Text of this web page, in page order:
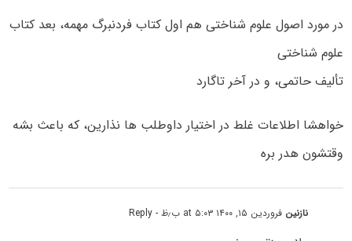
در مورد اصول علوم شناختی هم اول کتاب فردنبرگ مهمه، بعد کتاب
علوم شناختی
تألیف حاتمی، و در آخر تاگارد
خواهشا اطلاعات غلط در اختیار داوطلب ها نذارین، که باعث بشه
وقتشون هدر بره
نازنین فروردین ۱۵, ۱۴۰۰ at ۵:۰۳ ب٫ظ - Reply